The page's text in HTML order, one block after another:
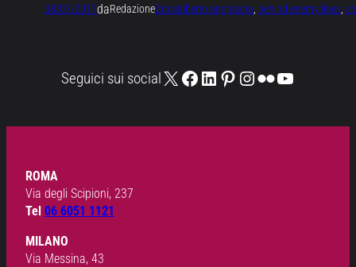
08/07/2017daRedazioneCorsialberto angrisano, behind enemy lines,
Seguici sui socialX Facebook
LinkedIn
Pinterest
Instagram
FlickrYouTube
ROMA
Via degli Scipioni, 237
Tel 06 6051 1121
MILANO
Via Messina, 43